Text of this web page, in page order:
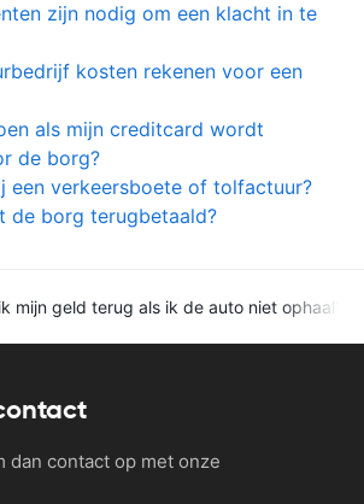
zijn nodig om een klacht in te
kosten rekenen voor een
als mijn creditcard wordt
de borg?
een verkeersboete of tolfactuur?
de borg terugbetaald?
mijn geld terug als ik de auto niet ophaal?
dan contact op met onze